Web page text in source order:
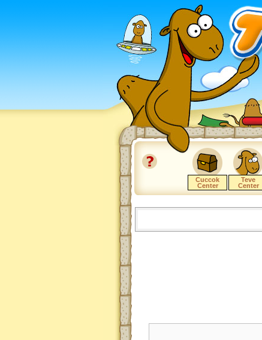
Cuccok
Center
Teve
Center